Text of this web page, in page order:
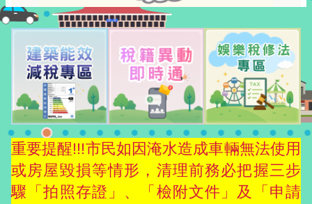
重要提醒!!!市民如因淹水造成車輛無法使用
或房屋毀損等情形，清理前務必把握三步
驟「拍照存證」、「檢附文件」及「申請